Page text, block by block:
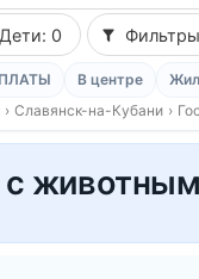
Взрослые: 1, Дети: 0 Фильтры
В центре
› Славянск-на-Кубани ›